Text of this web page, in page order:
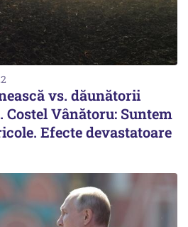
vs. dăunătorii
Vânătoru: Suntem
Efecte devastatoare